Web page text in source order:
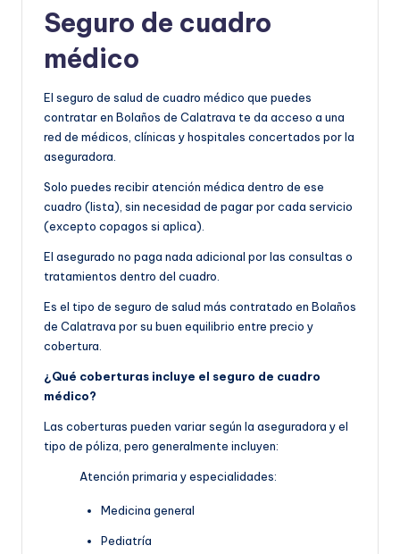
Seguro de cuadro
médico
El seguro de salud de cuadro médico que puedes
contratar en Bolaños de Calatrava te da acceso a una
red de médicos, clínicas y hospitales concertados por la
aseguradora.
Solo puedes recibir atención médica dentro de ese
cuadro (lista), sin necesidad de pagar por cada servicio
(excepto copagos si aplica).
El asegurado no paga nada adicional por las consultas o
tratamientos dentro del cuadro.
Es el tipo de seguro de salud más contratado en Bolaños
de Calatrava por su buen equilibrio entre precio y
cobertura.
¿Qué coberturas incluye el seguro de cuadro
médico?
Las coberturas pueden variar según la aseguradora y el
tipo de póliza, pero generalmente incluyen:
Atención primaria y especialidades:
Medicina general
Pediatría